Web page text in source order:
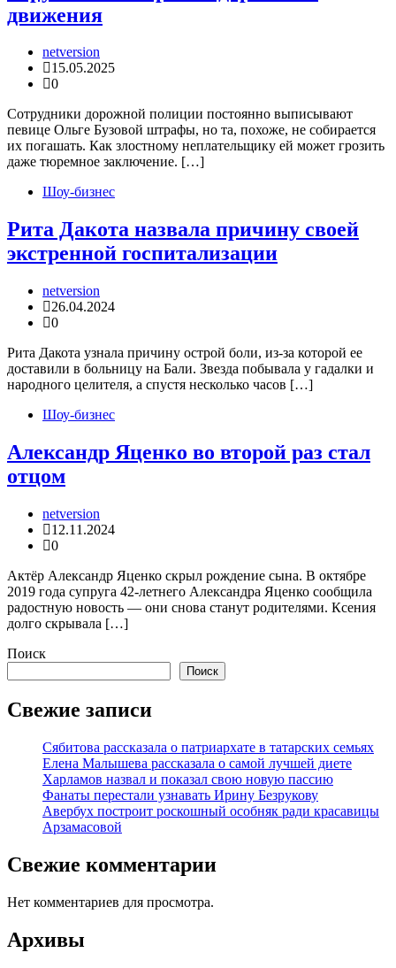
движения
netversion
15.05.2025
0
Сотрудники дорожной полиции постоянно выписывают
певице Ольге Бузовой штрафы, но та, похоже, не собирается
их погашать. Как злостному неплательщику ей может грозить
даже тюремное заключение. […]
Шоу-бизнес
Рита Дакота назвала причину своей
экстренной госпитализации
netversion
26.04.2024
0
Рита Дакота узнала причину острой боли, из-за которой ее
доставили в больницу на Бали. Звезда побывала у гадалки и
народного целителя, а спустя несколько часов […]
Шоу-бизнес
Александр Яценко во второй раз стал
отцом
netversion
12.11.2024
0
Актёр Александр Яценко скрыл рождение сына. В октябре
2019 года супруга 42-летнего Александра Яценко сообщила
радостную новость — они снова станут родителями. Ксения
долго скрывала […]
Поиск
Поиск
Свежие записи
Сябитова рассказала о патриархате в татарских семьях
Елена Малышева рассказала о самой лучшей диете
Харламов назвал и показал свою новую пассию
Фанаты перестали узнавать Ирину Безрукову
Авербух построит роскошный особняк ради красавицы
Арзамасовой
Свежие комментарии
Нет комментариев для просмотра.
Архивы